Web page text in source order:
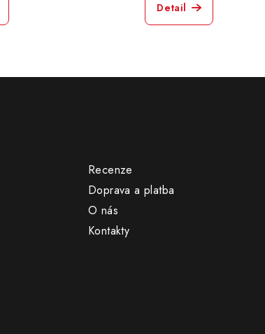
Detail
Recenze
Doprava a platba
O nás
Kontakty